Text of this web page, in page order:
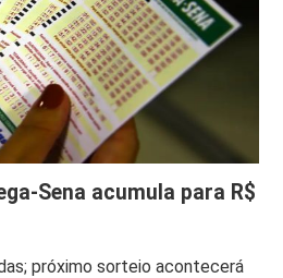
Sena acumula para R$
próximo sorteio acontecerá